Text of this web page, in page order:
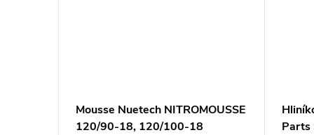
Mousse Nuetech NITROMOUSSE
120/90-18, 120/100-18
Parts